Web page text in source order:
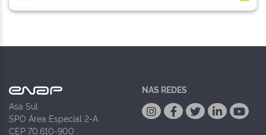
Asa Sul
SPO Área Especial 2-A
CEP 70.610-900
NAS REDES